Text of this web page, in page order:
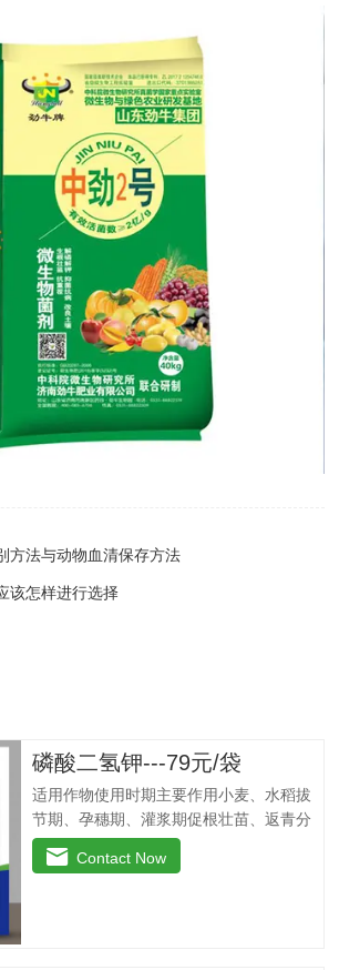
方法与动物血清保存方法
该怎样进行选择
磷酸二氢钾---79元/袋
适用作物使用时期主要作用小麦、水稻拔
节期、孕穗期、灌浆期促根壮苗、返青分
穗快、改善黄叶、干尖、丛矮现象、抗倒
伏，提高干粒重。瓜果、蔬菜移载后团棵
Contact Now